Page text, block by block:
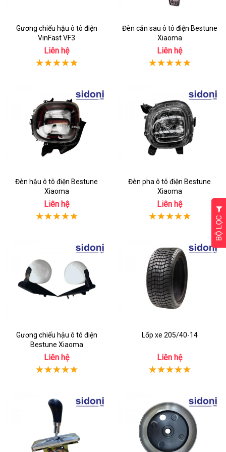
Gương chiếu hậu ô tô điện
VinFast VF3
Liên hệ
Đèn cản sau ô tô điện Bestune
Xiaoma
Liên hệ
Đèn hậu ô tô điện Bestune
Xiaoma
Liên hệ
Đèn pha ô tô điện Bestune
Xiaoma
Liên hệ
Gương chiếu hậu ô tô điện
Bestune Xiaoma
Liên hệ
Lốp xe 205/40-14
Liên hệ
BỘ LỌC